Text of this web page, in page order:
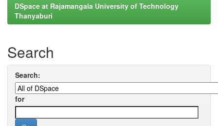
DSpace at Rajamangala University of Technology
Thanyaburi
Search
Search:
for